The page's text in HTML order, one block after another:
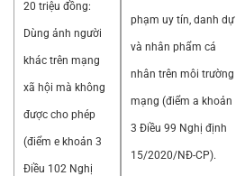
20 triệu đồng:
Dùng ảnh người
khác trên mạng
xã hội mà không
được cho phép
(điểm e khoản 3
Điều 102 Nghị
phạm uy tín, danh dự
và nhân phẩm cá
nhân trên môi trường
mạng (điểm a khoản
3 Điều 99 Nghị định
15/2020/NĐ-CP).